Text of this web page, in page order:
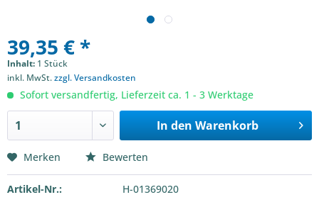
39,35 € *
Inhalt: 1 Stück
inkl. MwSt.zzgl. Versandkosten
Sofort versandfertig, Lieferzeit ca. 1 - 3 Werktage
In den Warenkorb
Merken Bewerten
Artikel-Nr.: H-01369020